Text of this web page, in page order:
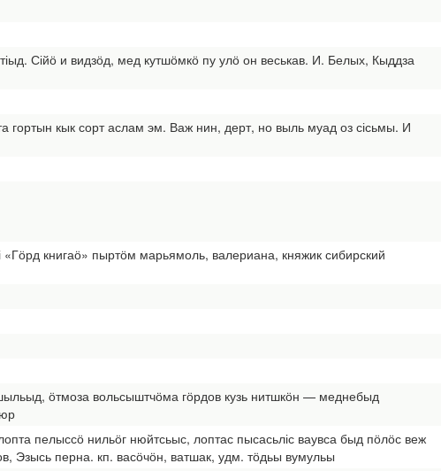
Сійӧ и видзӧд, мед кутшӧмкӧ пу улӧ он веськав. И. Белых, Кыддза
кык сорт аслам эм. Важ нин, дерт, но выль муад оз сісьмы. И
книгаӧ» пыртӧм марьямоль, валериана, княжик сибирский
ӧтмоза вольсыштчӧма гӧрдов кузь нитшкӧн — меднебыд
пелыссӧ нильӧг нюйтсьыс, лоптас пысасьліс ваувса быд пӧлӧс веж
Эзысь перна. кп. васӧчӧн, ватшак, удм. тӧдьы вумульы